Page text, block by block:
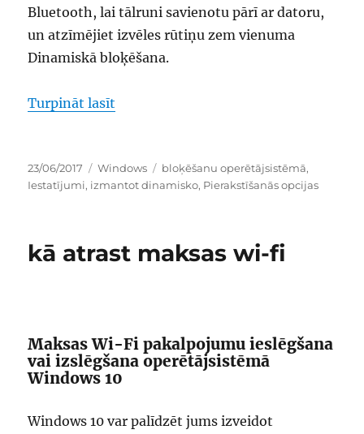
Bluetooth, lai tālruni savienotu pārī ar datoru,
un atzīmējiet izvēles rūtiņu zem vienuma
Dinamiskā bloķēšana.
Turpināt lasīt
Publicēts
23/06/2017 Kategorijas
Windows Birkas
bloķēšanu operētājsistēmā,
Iestatījumi, izmantot dinamisko, Pierakstīšanās opcijas
kā atrast maksas wi-fi
Maksas Wi-Fi pakalpojumu ieslēgšana
vai izslēgšana operētājsistēmā
Windows 10
Windows 10 var palīdzēt jums izveidot